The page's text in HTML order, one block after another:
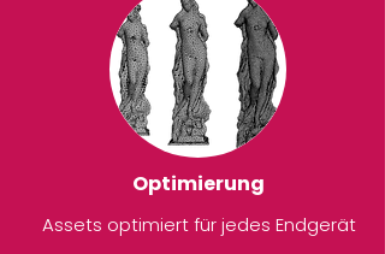
Optimierung
Assets optimiert für jedes Endgerät